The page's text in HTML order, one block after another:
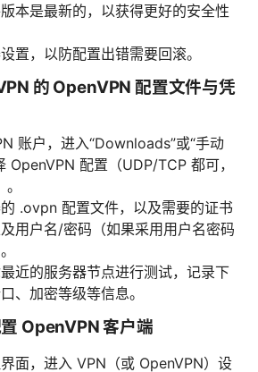
本是最新的，以获得更好的安全性
置，以防配置出错需要回滚。
的 OpenVPN 配置文件与凭
账户，进入“Downloads”或“手动
OpenVPN 配置（UDP/TCP 都可，
.ovpn 配置文件，以及需要的证书
用户名/密码（如果采用用户名密码
近的服务器节点进行测试，记录下
、加密等级等信息。
OpenVPN 客户端
面，进入 VPN（或 OpenVPN）设